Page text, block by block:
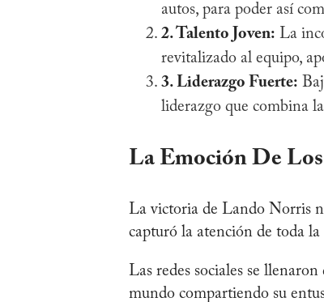
autos, para poder así
2. Talento Joven: La
revitalizado al equipo,
3. Liderazgo Fuerte:
liderazgo que combina
La Emoción De
La victoria de Lando Norris
capturó la atención de toda
Las redes sociales se
mundo compartiendo su